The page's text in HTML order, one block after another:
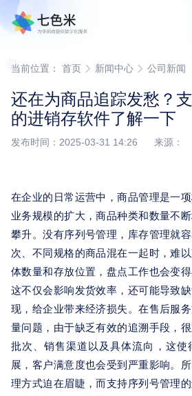
首页
产品
解决方案
下载
购买
渠道合作
关于我们
当前位置： 首页 新闻中心 公司新闻
还在为商品追踪发愁？
的进销存软件了解一下
发布时间：2025-03-31 14:26 来源：
在企业的日常运营中，商品管理是一
业务规模的扩大，商品种类和数量不
攀升。没有序列号管理，库存管理就
次、不同规格的商品混在一起时，难
体数量和存放位置，盘点工作也会变
这不仅会影响发货效率，还可能导致
现，给企业带来经济损失。在售后服
量问题，由于缺乏有效的追溯手段，
批次、销售渠道以及具体流向，这使
展，客户满意度也会受到严重影响。
理方式迫在眉睫，而支持序列号管理